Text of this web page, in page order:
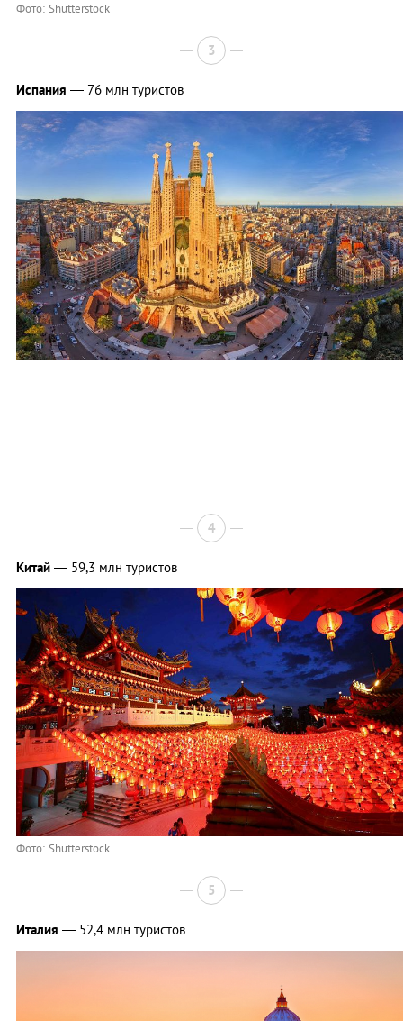
Фото: Shutterstock
3
Испания — 76 млн туристов
4
Китай — 59,3 млн туристов
Фото: Shutterstock
5
Италия — 52,4 млн туристов